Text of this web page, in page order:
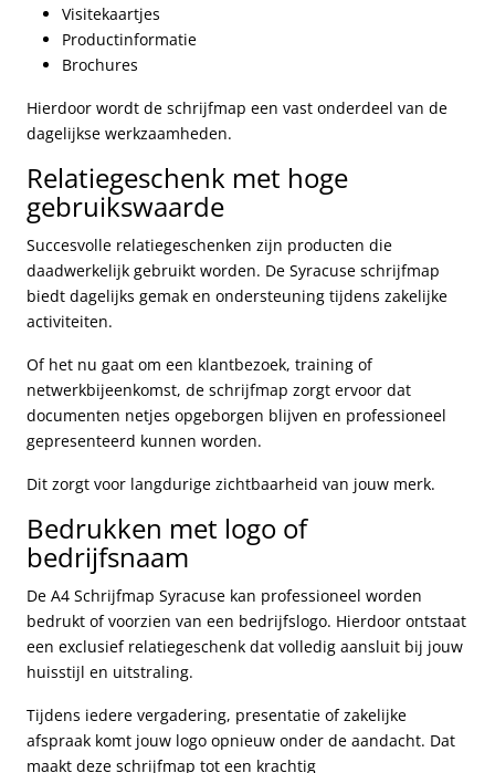
Visitekaartjes
Productinformatie
Brochures
Hierdoor wordt de schrijfmap een vast onderdeel van de
dagelijkse werkzaamheden.
Relatiegeschenk met hoge
gebruikswaarde
Succesvolle relatiegeschenken zijn producten die
daadwerkelijk gebruikt worden. De Syracuse schrijfmap
biedt dagelijks gemak en ondersteuning tijdens zakelijke
activiteiten.
Of het nu gaat om een klantbezoek, training of
netwerkbijeenkomst, de schrijfmap zorgt ervoor dat
documenten netjes opgeborgen blijven en professioneel
gepresenteerd kunnen worden.
Dit zorgt voor langdurige zichtbaarheid van jouw merk.
Bedrukken met logo of
bedrijfsnaam
De A4 Schrijfmap Syracuse kan professioneel worden
bedrukt of voorzien van een bedrijfslogo. Hierdoor ontstaat
een exclusief relatiegeschenk dat volledig aansluit bij jouw
huisstijl en uitstraling.
Tijdens iedere vergadering, presentatie of zakelijke
afspraak komt jouw logo opnieuw onder de aandacht. Dat
maakt deze schrijfmap tot een krachtig